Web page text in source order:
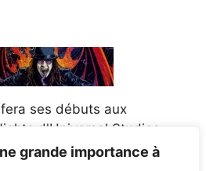
grande importance à
ses débuts aux
d'Universal Studios